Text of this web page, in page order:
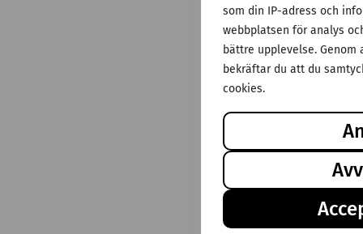
som din IP-adress och
webbplatsen för analys
bättre upplevelse.
bekräftar du att du
cookies.